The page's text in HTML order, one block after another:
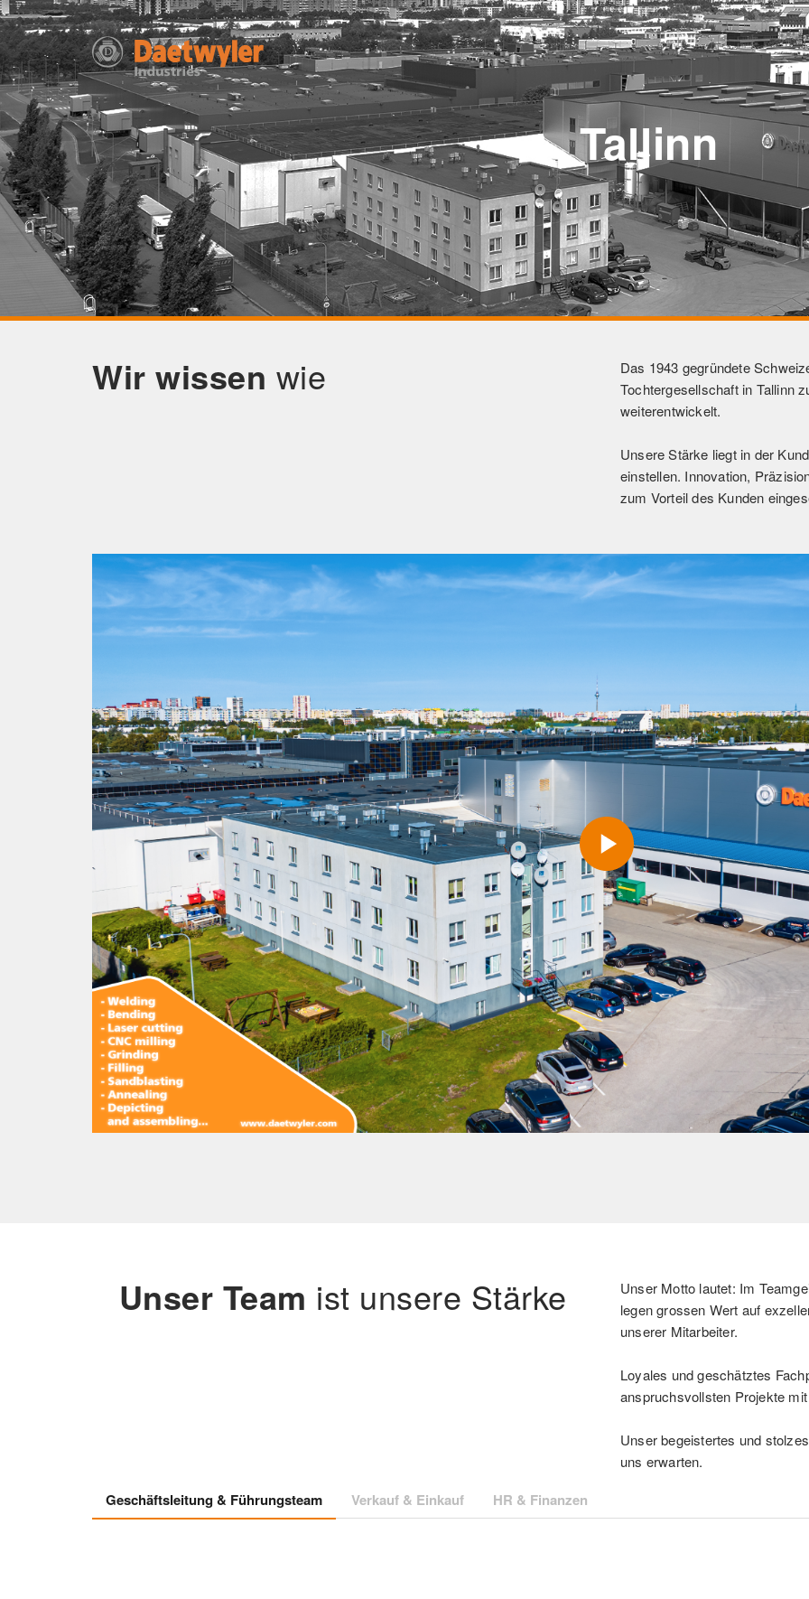
Tallinn
Wir wissen wie
Das 1943 gegründete
Tochtergesellschaft in Tallinn
weiterentwickelt.
Unsere Stärke liegt in der
einstellen. Innovation,
zum Vorteil des Kunden
Unser Team ist unsere Stärke
Unser Motto lautet: Im
legen grossen Wert auf
unserer Mitarbeiter.
Loyales und geschätztes
anspruchsvollsten Projekte
Unser begeistertes und
uns erwarten.
Geschäftsleitung & Führungsteam Verkauf & Einkauf HR & Finanzen